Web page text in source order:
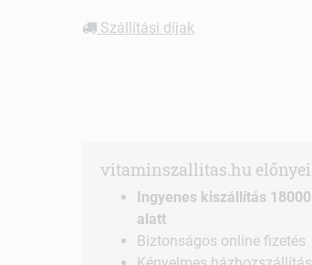
Szállítási díjak
vitaminszallitas.hu előnyei
Ingyenes kiszállítás
alatt
Biztonságos online fizetés